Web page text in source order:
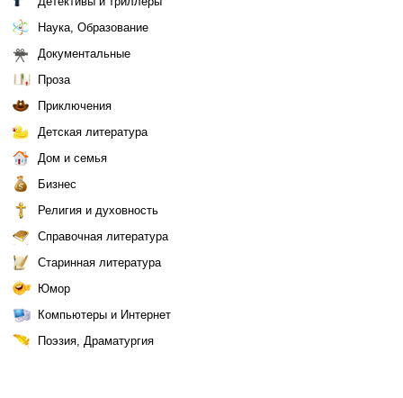
Наука, Образование
Документальные
Проза
Приключения
Детская литература
Дом и семья
Бизнес
Религия и духовность
Справочная литература
Старинная литература
Юмор
Компьютеры и Интернет
Поэзия, Драматургия